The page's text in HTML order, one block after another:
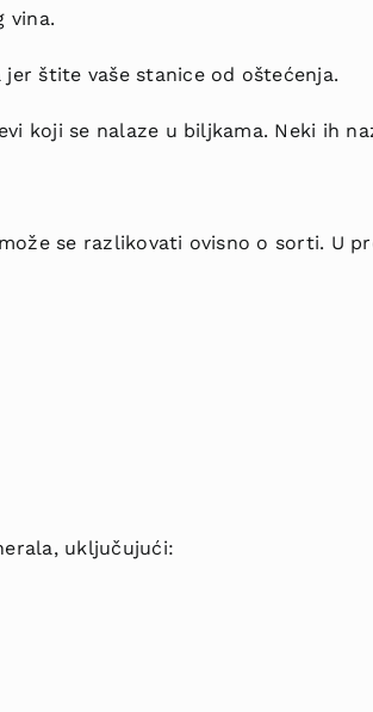
vina.
štite vaše stanice od oštećenja.
koji se nalaze u biljkama. Neki ih
se razlikovati ovisno o sorti. U
uključujući: